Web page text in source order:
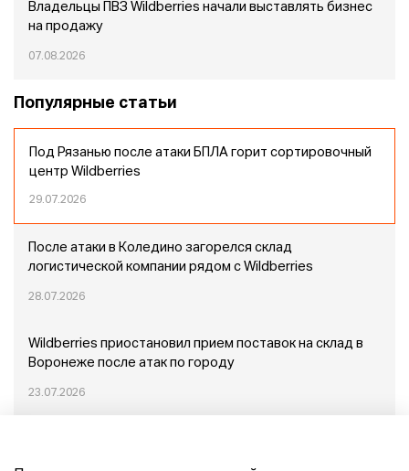
Владельцы ПВЗ Wildberries начали выставлять бизнес
на продажу
07.08.2026
Популярные статьи
Под Рязанью после атаки БПЛА горит сортировочный
центр Wildberries
29.07.2026
После атаки в Коледино загорелся склад
логистической компании рядом с Wildberries
28.07.2026
Wildberries приостановил прием поставок на склад в
Воронеже после атак по городу
23.07.2026